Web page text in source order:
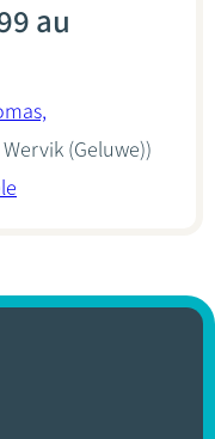
au
(Geluwe))